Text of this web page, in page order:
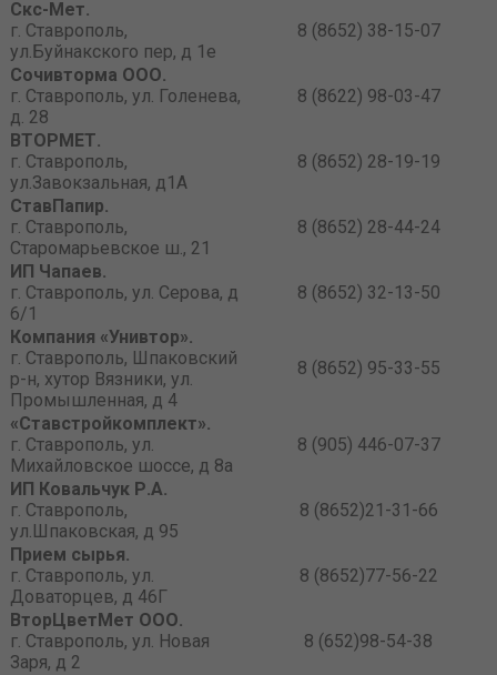
Скс-Мет.
г. Ставрополь,
ул.Буйнакского пер, д 1е
8 (8652) 38-15-07
Сочивторма ООО.
г. Ставрополь, ул. Голенева,
д. 28
8 (8622) 98-03-47
ВТОРМЕТ.
г. Ставрополь,
ул.Завокзальная, д1А
8 (8652) 28-19-19
СтавПапир.
г. Ставрополь,
Старомарьевское ш., 21
8 (8652) 28-44-24
ИП Чапаев.
г. Ставрополь, ул. Серова, д
6/1
8 (8652) 32-13-50
Компания «Унивтор».
г. Ставрополь, Шпаковский
р-н, хутор Вязники, ул.
Промышленная, д 4
8 (8652) 95-33-55
«Ставстройкомплект».
г. Ставрополь, ул.
Михайловское шоссе, д 8а
8 (905) 446-07-37
ИП Ковальчук Р.А.
г. Ставрополь,
ул.Шпаковская, д 95
8 (8652)21-31-66
Прием сырья.
г. Ставрополь, ул.
Доваторцев, д 46Г
8 (8652)77-56-22
ВторЦветМет ООО.
г. Ставрополь, ул. Новая
Заря, д 2
8 (652)98-54-38